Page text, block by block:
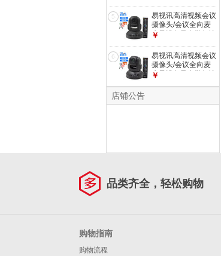
变会议摄像头YSX-
C10
5
易视讯高清视频会议
摄像头/会议全向麦
克风设备及套装解决
广角摄像头YSX-
580S
￥
6
易视讯高清视频会议
摄像头/会议全向麦
克风设备及套装解决
￥
店铺公告
品类齐全，轻松购物
购物指南
购物流程